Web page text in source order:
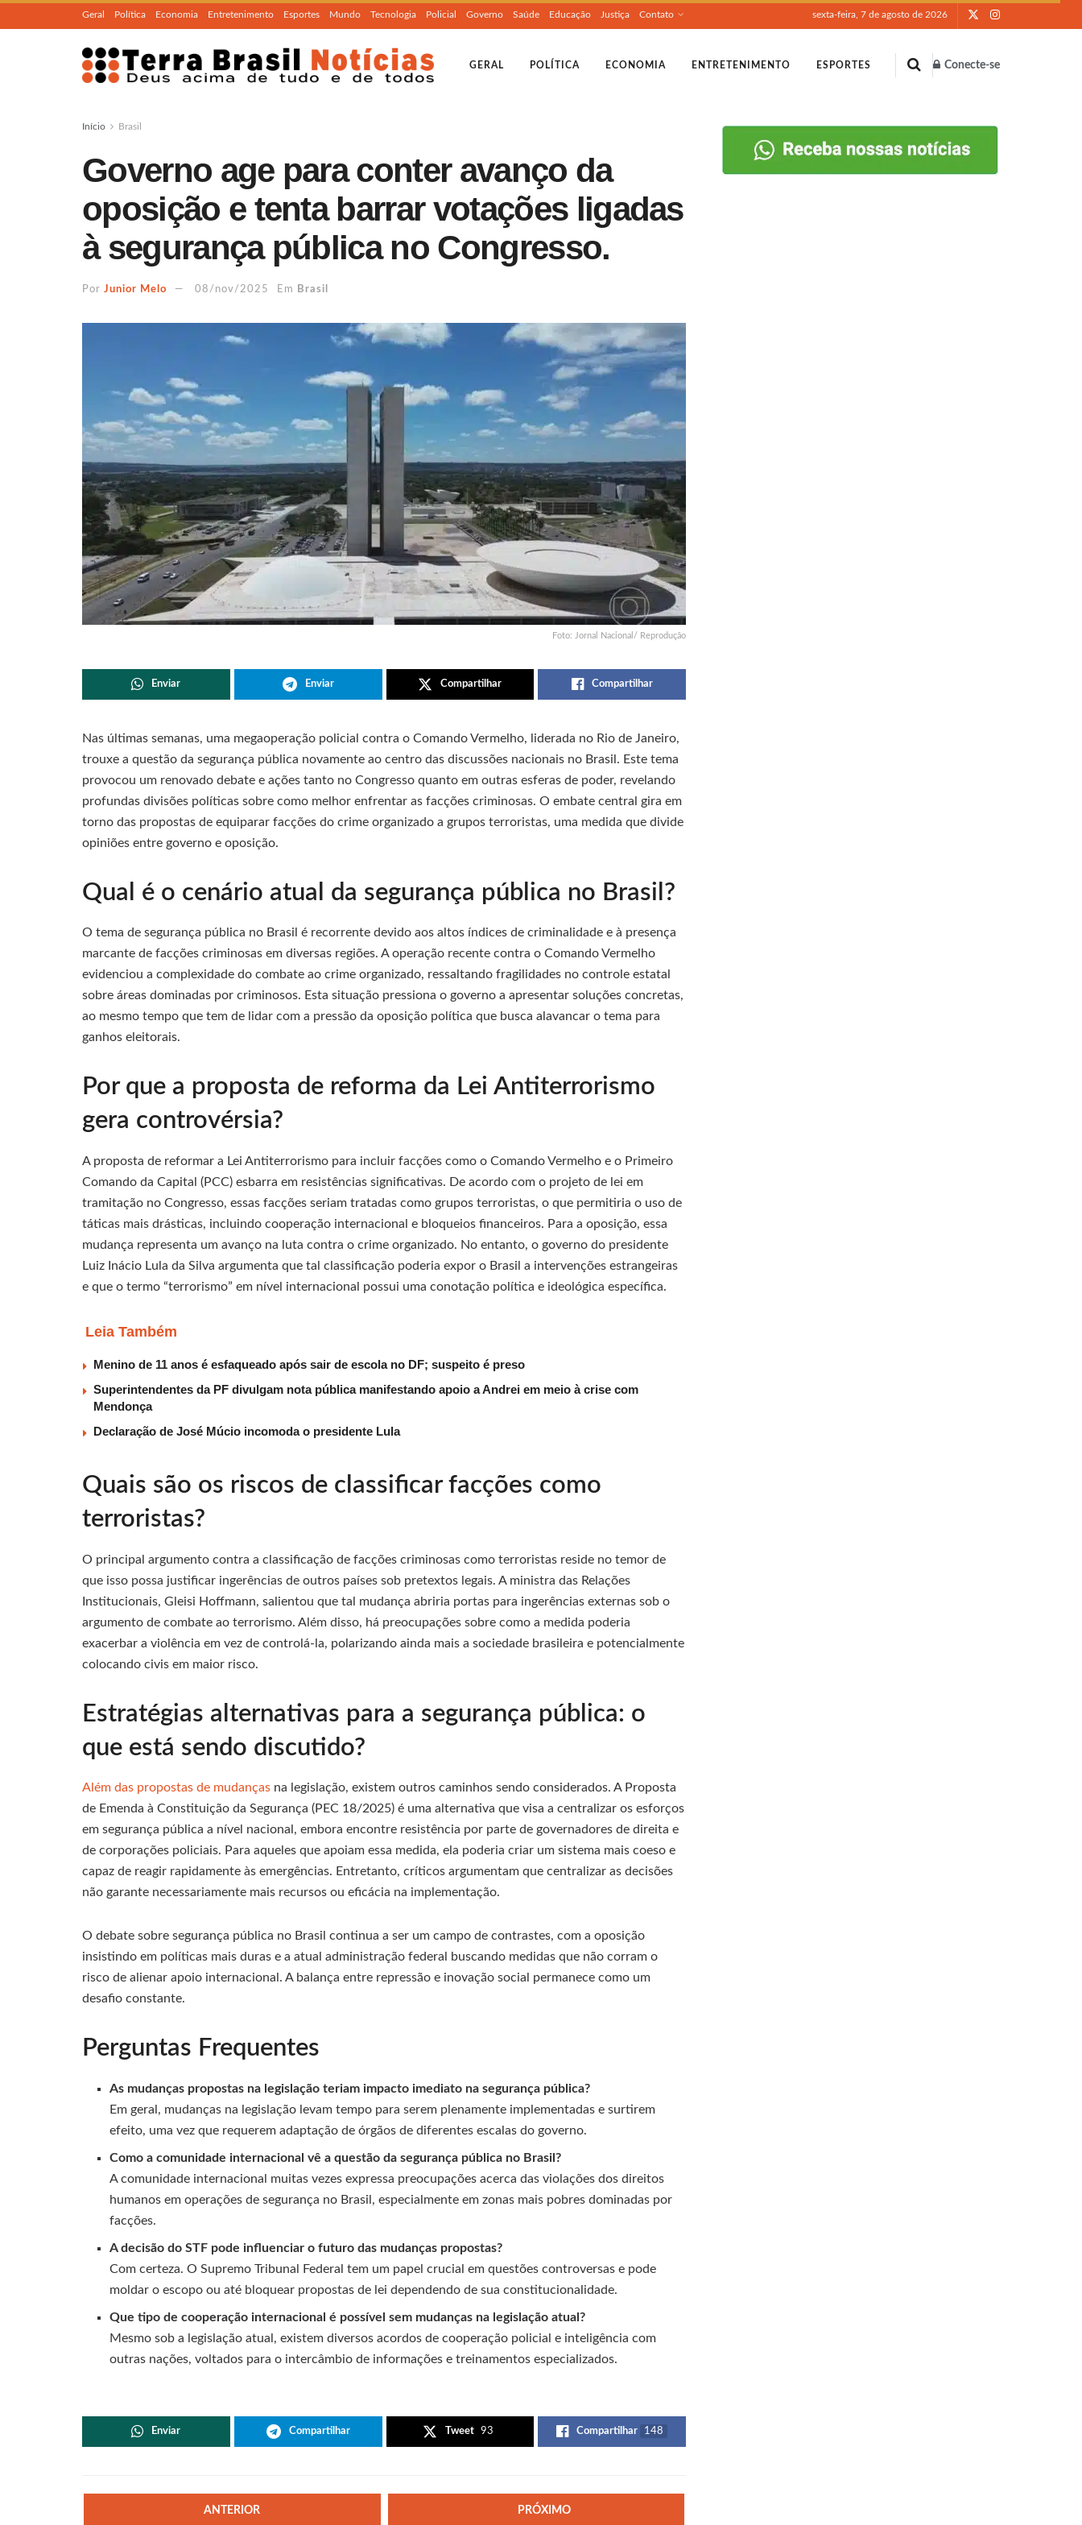
Geral Política Economia Entretenimento Esportes Mundo Tecnologia Policial Governo Saúde Educação Justiça Contato sexta-feira, 7 de agosto de 2026
GERAL POLÍTICA ECONOMIA ENTRETENIMENTO ESPORTES Conecte-se
Início Brasil
Governo age para conter avanço da
oposição e tenta barrar votações ligadas
à segurança pública no Congresso.
Por Junior Melo 08/nov/2025 Em Brasil
Foto: Jornal Nacional/ Reprodução
Enviar Enviar Compartilhar Compartilhar
Nas últimas semanas, uma megaoperação policial contra o Comando Vermelho, liderada no Rio de Janeiro,
trouxe a questão da segurança pública novamente ao centro das discussões nacionais no Brasil. Este tema
provocou um renovado debate e ações tanto no Congresso quanto em outras esferas de poder, revelando
profundas divisões políticas sobre como melhor enfrentar as facções criminosas. O embate central gira em
torno das propostas de equiparar facções do crime organizado a grupos terroristas, uma medida que divide
opiniões entre governo e oposição.
Qual é o cenário atual da segurança pública no Brasil?
O tema de segurança pública no Brasil é recorrente devido aos altos índices de criminalidade e à presença
marcante de facções criminosas em diversas regiões. A operação recente contra o Comando Vermelho
evidenciou a complexidade do combate ao crime organizado, ressaltando fragilidades no controle estatal
sobre áreas dominadas por criminosos. Esta situação pressiona o governo a apresentar soluções concretas,
ao mesmo tempo que tem de lidar com a pressão da oposição política que busca alavancar o tema para
ganhos eleitorais.
Por que a proposta de reforma da Lei Antiterrorismo
gera controvérsia?
A proposta de reformar a Lei Antiterrorismo para incluir facções como o Comando Vermelho e o Primeiro
Comando da Capital (PCC) esbarra em resistências significativas. De acordo com o projeto de lei em
tramitação no Congresso, essas facções seriam tratadas como grupos terroristas, o que permitiria o uso de
táticas mais drásticas, incluindo cooperação internacional e bloqueios financeiros. Para a oposição, essa
mudança representa um avanço na luta contra o crime organizado. No entanto, o governo do presidente
Luiz Inácio Lula da Silva argumenta que tal classificação poderia expor o Brasil a intervenções estrangeiras
e que o termo “terrorismo” em nível internacional possui uma conotação política e ideológica específica.
Leia Também
Menino de 11 anos é esfaqueado após sair de escola no DF; suspeito é preso
Superintendentes da PF divulgam nota pública manifestando apoio a Andrei em meio à crise com
Mendonça
Declaração de José Múcio incomoda o presidente Lula
Quais são os riscos de classificar facções como
terroristas?
O principal argumento contra a classificação de facções criminosas como terroristas reside no temor de
que isso possa justificar ingerências de outros países sob pretextos legais. A ministra das Relações
Institucionais, Gleisi Hoffmann, salientou que tal mudança abriria portas para ingerências externas sob o
argumento de combate ao terrorismo. Além disso, há preocupações sobre como a medida poderia
exacerbar a violência em vez de controlá-la, polarizando ainda mais a sociedade brasileira e potencialmente
colocando civis em maior risco.
Estratégias alternativas para a segurança pública: o
que está sendo discutido?
Além das propostas de mudanças na legislação, existem outros caminhos sendo considerados. A Proposta
de Emenda à Constituição da Segurança (PEC 18/2025) é uma alternativa que visa a centralizar os esforços
em segurança pública a nível nacional, embora encontre resistência por parte de governadores de direita e
de corporações policiais. Para aqueles que apoiam essa medida, ela poderia criar um sistema mais coeso e
capaz de reagir rapidamente às emergências. Entretanto, críticos argumentam que centralizar as decisões
não garante necessariamente mais recursos ou eficácia na implementação.
O debate sobre segurança pública no Brasil continua a ser um campo de contrastes, com a oposição
insistindo em políticas mais duras e a atual administração federal buscando medidas que não corram o
risco de alienar apoio internacional. A balança entre repressão e inovação social permanece como um
desafio constante.
Perguntas Frequentes
As mudanças propostas na legislação teriam impacto imediato na segurança pública?
Em geral, mudanças na legislação levam tempo para serem plenamente implementadas e surtirem
efeito, uma vez que requerem adaptação de órgãos de diferentes escalas do governo.
Como a comunidade internacional vê a questão da segurança pública no Brasil?
A comunidade internacional muitas vezes expressa preocupações acerca das violações dos direitos
humanos em operações de segurança no Brasil, especialmente em zonas mais pobres dominadas por
facções.
A decisão do STF pode influenciar o futuro das mudanças propostas?
Com certeza. O Supremo Tribunal Federal tem um papel crucial em questões controversas e pode
moldar o escopo ou até bloquear propostas de lei dependendo de sua constitucionalidade.
Que tipo de cooperação internacional é possível sem mudanças na legislação atual?
Mesmo sob a legislação atual, existem diversos acordos de cooperação policial e inteligência com
outras nações, voltados para o intercâmbio de informações e treinamentos especializados.
Enviar Compartilhar Tweet 93 Compartilhar 148
ANTERIOR PRÓXIMO